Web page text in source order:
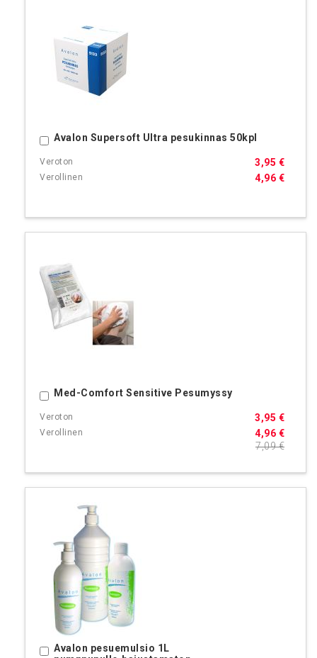
Avalon Supersoft Ultra pesukinnas 50kpl
4,96 €
3,95 €
Ostoskoriin
Med-Comfort Sensitive Pesumyssy
4,96 €
3,95 €
7,09 €
Ostoskoriin
Avalon pesuemulsio 1L
Ostoskoriin